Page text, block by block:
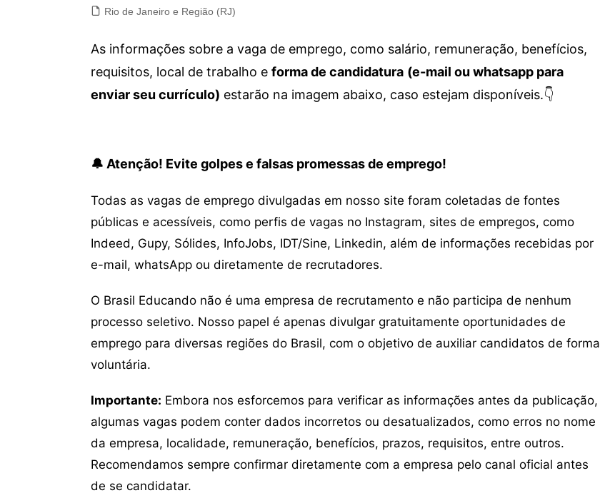
Rio de Janeiro e Região (RJ)
As informações sobre a vaga de emprego, como salário, remuneração, benefícios,
requisitos, local de trabalho e forma de candidatura (e-mail ou whatsapp para
enviar seu currículo) estarão na imagem abaixo, caso estejam disponíveis.👇
🔔 Atenção! Evite golpes e falsas promessas de emprego!
Todas as vagas de emprego divulgadas em nosso site foram coletadas de fontes
públicas e acessíveis, como perfis de vagas no Instagram, sites de empregos, como
Indeed, Gupy, Sólides, InfoJobs, IDT/Sine, Linkedin, além de informações recebidas por
e-mail, whatsApp ou diretamente de recrutadores.
O Brasil Educando não é uma empresa de recrutamento e não participa de nenhum
processo seletivo. Nosso papel é apenas divulgar gratuitamente oportunidades de
emprego para diversas regiões do Brasil, com o objetivo de auxiliar candidatos de forma
voluntária.
Importante: Embora nos esforcemos para verificar as informações antes da publicação,
algumas vagas podem conter dados incorretos ou desatualizados, como erros no nome
da empresa, localidade, remuneração, benefícios, prazos, requisitos, entre outros.
Recomendamos sempre confirmar diretamente com a empresa pelo canal oficial antes
de se candidatar.